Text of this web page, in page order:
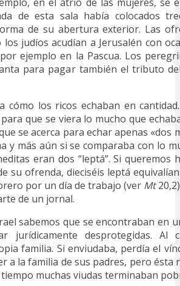
de esta sala había colocados
de su abertura exterior. Las
los judíos acudían a Jerusalén con
ejemplo en la Pascua. Los
para pagar también el tributo
cómo los ricos echaban en
que se viera lo mucho que
se acerca para echar apenas «dos
y más aún si se comparaba con lo
eran dos “leptá”. Si queremos
su ofrenda, dieciséis leptá
por un día de trabajo (ver Mt
de un jornal.
sabemos que se encontraban en
jurídicamente desprotegidas. Al
familia. Si enviudaba, perdía el
a la familia de sus padres, pero ésta
muchas viudas terminaban